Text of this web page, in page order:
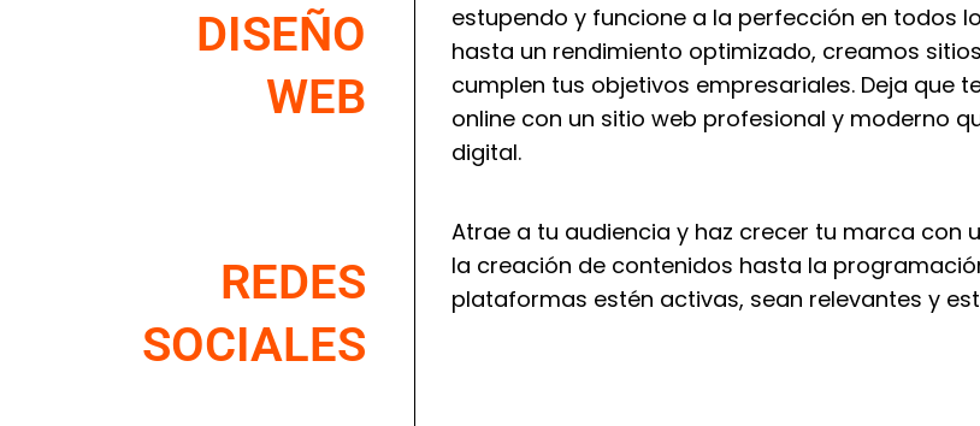
DISEÑO
WEB
estupendo y funcione a la perfección en todos
hasta un rendimiento optimizado, creamos
cumplen tus objetivos empresariales. Deja que
online con un sitio web profesional y moderno
digital.
REDES
SOCIALES
Atrae a tu audiencia y haz crecer tu marca con
la creación de contenidos hasta la
plataformas estén activas, sean relevantes y